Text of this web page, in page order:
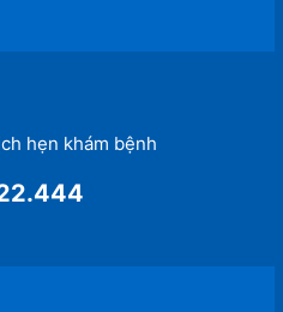
hẹn khám bệnh